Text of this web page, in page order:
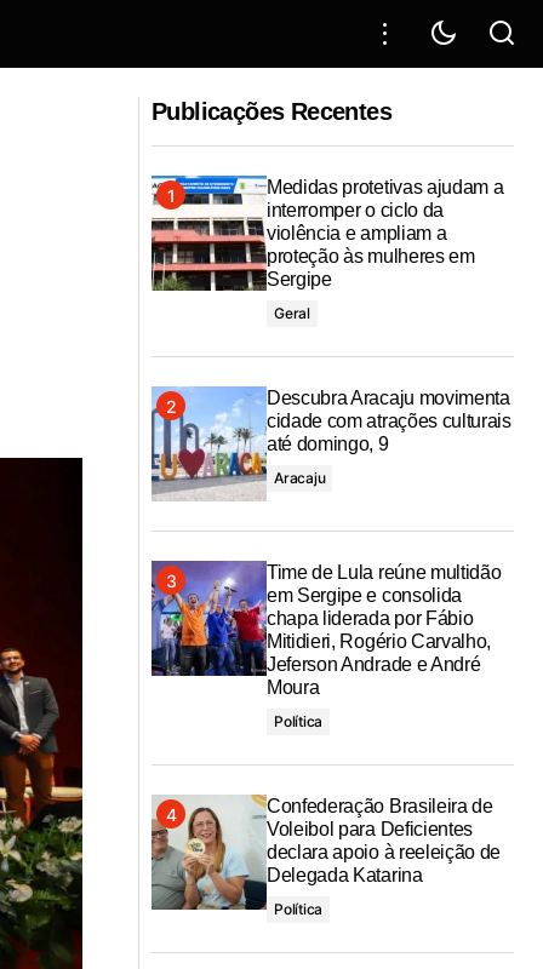
com
Social abre inscrições para os
programas CMais Cidadania e CMais
Publicações Recentes
Medidas protetivas ajudam a
interromper o ciclo da
violência e ampliam a
proteção às mulheres em
Sergipe
Geral
Descubra Aracaju movimenta
cidade com atrações culturais
até domingo, 9
Aracaju
Time de Lula reúne multidão
em Sergipe e consolida
chapa liderada por Fábio
Mitidieri, Rogério Carvalho,
Jeferson Andrade e André
Moura
Política
Confederação Brasileira de
Voleibol para Deficientes
declara apoio à reeleição de
Delegada Katarina
Política